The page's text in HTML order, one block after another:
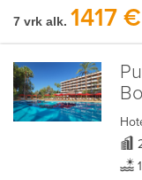
7 vrk alk. 1417 €